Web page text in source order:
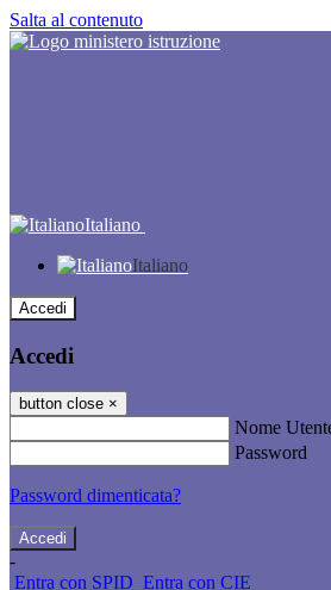
Salta al contenuto
Italiano
Italiano
Accedi
Accedi
button close ×
Nome
Password
Password dimenticata?
-
Entra con SPID Entra con CIE